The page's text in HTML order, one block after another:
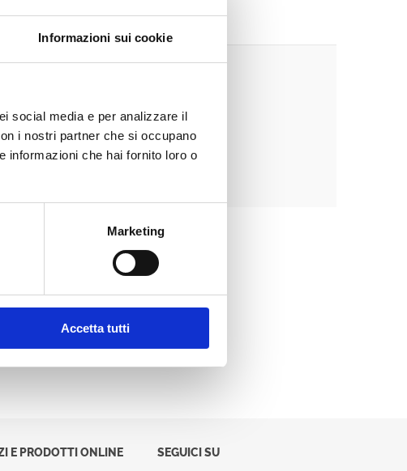
Informazioni sui cookie
social media e per analizzare il
i nostri partner che si occupano
informazioni che hai fornito loro o
Marketing
Accetta tutti
E PRODOTTI ONLINE SEGUICI SU